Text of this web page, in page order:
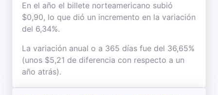
En el año el billete norteamericano subió
$0,90, lo que dió un incremento en la variación
del 6,34%.
La variación anual o a 365 días fue del 36,65%
(unos $5,21 de diferencia con respecto a un
año atrás).